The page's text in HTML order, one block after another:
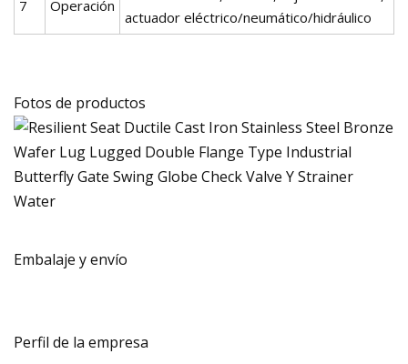
7 Operación
actuador eléctrico/neumático/hidráulico
Fotos de productos
Embalaje y envío
Perfil de la empresa